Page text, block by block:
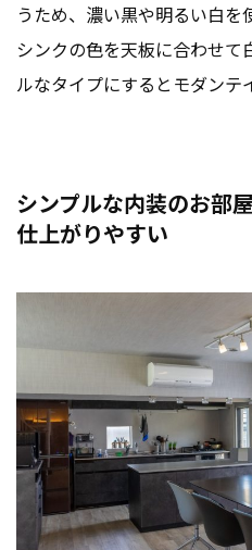
うため、濃い黒や明るい白を
シンクの色を天板に合わせ
ルなタイプにするとモダンテ
シンプルな内装のお部
仕上がりやすい